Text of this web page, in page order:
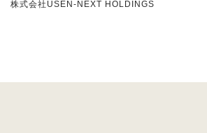
株式会社USEN-NEXT HOLDINGS